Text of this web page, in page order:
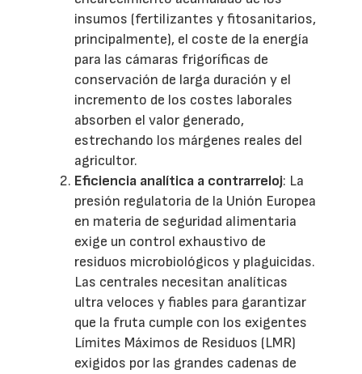
insumos (fertilizantes y fitosanitarios,
principalmente), el coste de la energía
para las cámaras frigoríficas de
conservación de larga duración y el
incremento de los costes laborales
absorben el valor generado,
estrechando los márgenes reales del
agricultor.
Eficiencia analítica a contrarreloj: La
presión regulatoria de la Unión Europea
en materia de seguridad alimentaria
exige un control exhaustivo de
residuos microbiológicos y plaguicidas.
Las centrales necesitan analíticas
ultra veloces y fiables para garantizar
que la fruta cumple con los exigentes
Límites Máximos de Residuos (LMR)
exigidos por las grandes cadenas de